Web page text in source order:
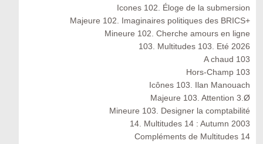
Icones 102. Éloge de la submersion
Majeure 102. Imaginaires politiques des BRICS+
Mineure 102. Cherche amours en ligne
103. Multitudes 103. Eté 2026
A chaud 103
Hors-Champ 103
Icônes 103. Ilan Manouach
Majeure 103. Attention 3.Ø
Mineure 103. Designer la comptabilité
14. Multitudes 14 : Autumn 2003
Compléments de Multitudes 14